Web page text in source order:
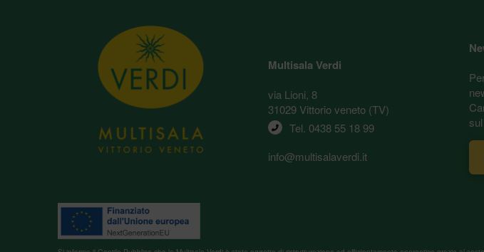
Multisala Verdi
via Lioni, 8
31029 Vittorio veneto (TV)
Tel. 0438 55 18 99
info@multisalaverdi.it